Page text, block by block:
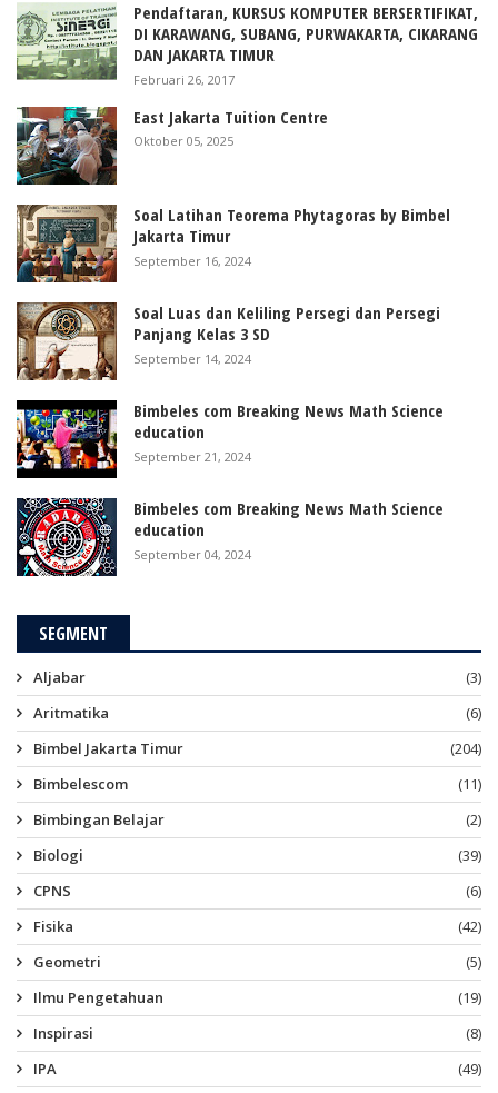
Pendaftaran, KURSUS KOMPUTER BERSERTIFIKAT,
DI KARAWANG, SUBANG, PURWAKARTA, CIKARANG
DAN JAKARTA TIMUR
Februari 26, 2017
East Jakarta Tuition Centre
Oktober 05, 2025
Soal Latihan Teorema Phytagoras by Bimbel
Jakarta Timur
September 16, 2024
Soal Luas dan Keliling Persegi dan Persegi
Panjang Kelas 3 SD
September 14, 2024
Bimbeles com Breaking News Math Science
education
September 21, 2024
Bimbeles com Breaking News Math Science
education
September 04, 2024
SEGMENT
Aljabar
(3)
Aritmatika
(6)
Bimbel Jakarta Timur
(204)
Bimbelescom
(11)
Bimbingan Belajar
(2)
Biologi
(39)
CPNS
(6)
Fisika
(42)
Geometri
(5)
Ilmu Pengetahuan
(19)
Inspirasi
(8)
IPA
(49)